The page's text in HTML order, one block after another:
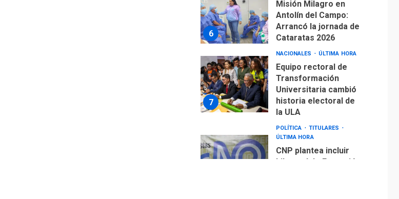
6
Misión Milagro en
Antolín del Campo:
Arrancó la jornada de
Cataratas 2026
7
NACIONALES ÚLTIMA HORA
Equipo rectoral de
Transformación
Universitaria cambió
historia electoral de
la ULA
POLÍTICA
TITULARES
ÚLTIMA HORA
CNP plantea incluir
Libertad de Expresión